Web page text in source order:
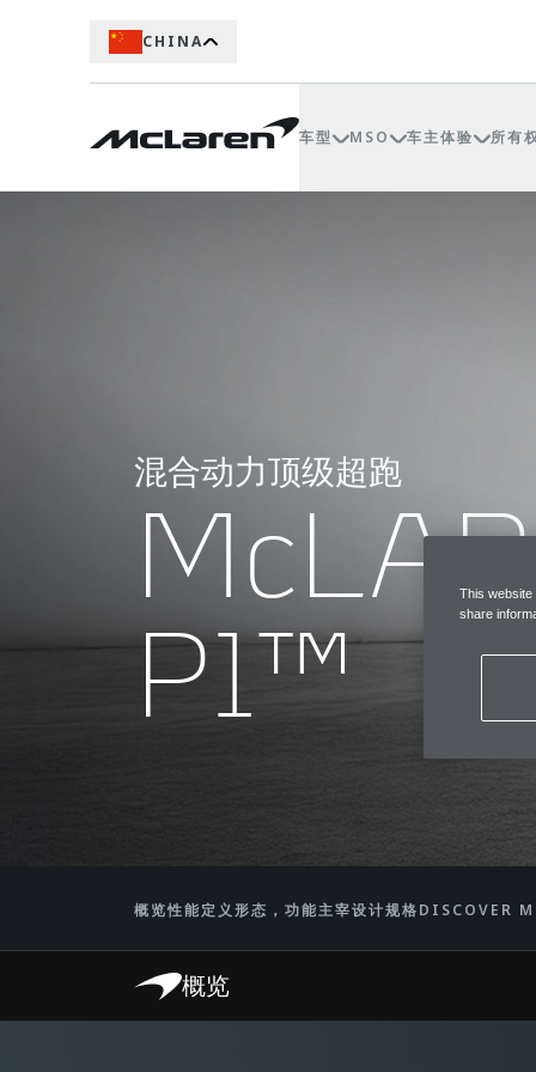
CHINA
车型 MSO 车主体验 所有
混合动力顶级超跑
P1™
概览性能定义形态，功能主宰设计规格DISCOVER
概览
This website
share